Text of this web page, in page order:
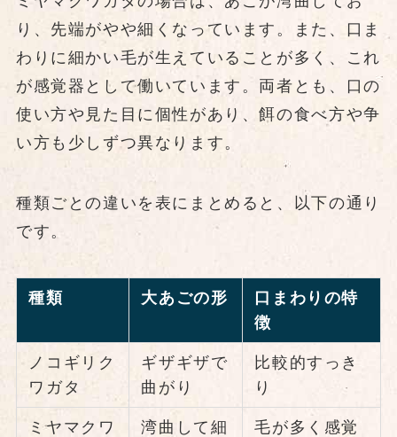
り、先端がやや細くなっています。また、口ま
わりに細かい毛が生えていることが多く、これ
が感覚器として働いています。両者とも、口の
使い方や見た目に個性があり、餌の食べ方や争
い方も少しずつ異なります。
種類ごとの違いを表にまとめると、以下の通り
です。
種類 大あごの形
口まわりの特
徴
ノコギリク
ワガタ
ギザギザで
曲がり
比較的すっき
り
ミヤマクワ
湾曲して細
毛が多く感覚